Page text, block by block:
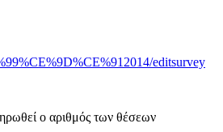
editsurvey
ο αριθμός των θέσεων